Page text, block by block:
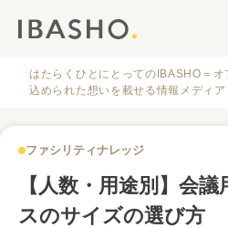
ファシリティナレッジ
IBASHOについて
はたらくひとにとってのIBASHO＝オ
込められた想いを載せる情報メディア
ファシリティナレッジ
【人数・用途別】会
スのサイズの選び方